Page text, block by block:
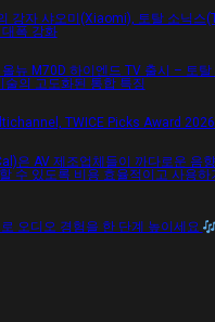
강자 샤오미(Xiaomi), 토탈 소닉스
폭 강화
뉴 M70D 하이엔드 TV 출시 – 토탈
의 고도화된 통합 특징
TWICE Picks Award
은 AV 제조업체들이 까다로운 음
수 있도록 비용 효율적이고 사용하
오디오 경험을 한 단계 높이세요